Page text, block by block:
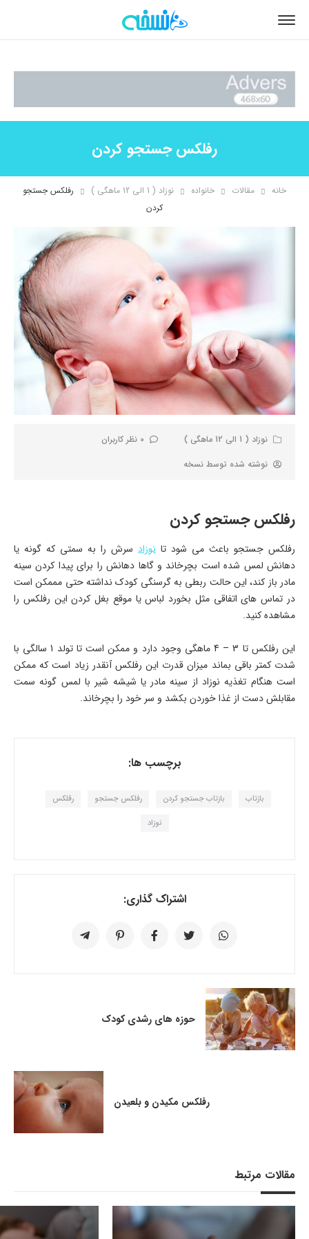
رفلکس جستجو کردن
خانه مقالات خانواده نوزاد ( 1 الی 12 ماهگی )
رفلکس جستجو
کردن
نوزاد ( 1 الی 12 ماهگی )
0 نظر کاربران
نوشته شده توسط نسخه
رفلکس جستجو کردن
رفلکس جستجو باعث می شود تا نوزاد سرش را به سمتی که گونه یا
دهانش لمس شده است بچرخاند و گاها دهانش را برای پیدا کردن سینه
مادر باز کند، این حالت ربطی به گرسنگی کودک نداشته حتی مممکن است
در تماس های اتفاقی مثل بخورد لباس یا موقع بغل کردن این رفلکس را
مشاهده کنید.
این رفلکس تا 3 – 4 ماهگی وجود دارد و ممکن است تا تولد 1 سالگی با
شدت کمتر باقی بماند میزان قدرت این رفلکس آنقدر زیاد است که ممکن
است هنگام تغذیه نوزاد از سینه مادر یا شیشه شیر با لمس گونه سمت
مقابلش دست از غذا خوردن بکشد و سر خود را بچرخاند.
برچسب ها:
بازتاب بازتاب جستجو کردن رفلکس جستجو رقلکس
نوزاد
اشتراک گذاری:
حوزه های رشدی کودک
رفلکس مکیدن و بلعیدن
مقالات مرتبط